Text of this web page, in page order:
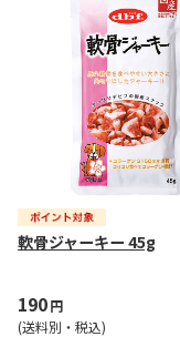
軟骨ジャーキー 45g
190円
(送料別・税込)